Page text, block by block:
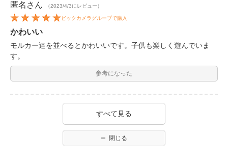
匿名 さん （2023/4/3にレビュー）
ビックカメラグループで購入
かわいい
モルカー達を並べるとかわいいです。子供も楽しく遊んでいま
す。
参考になった
すべて見る
閉じる